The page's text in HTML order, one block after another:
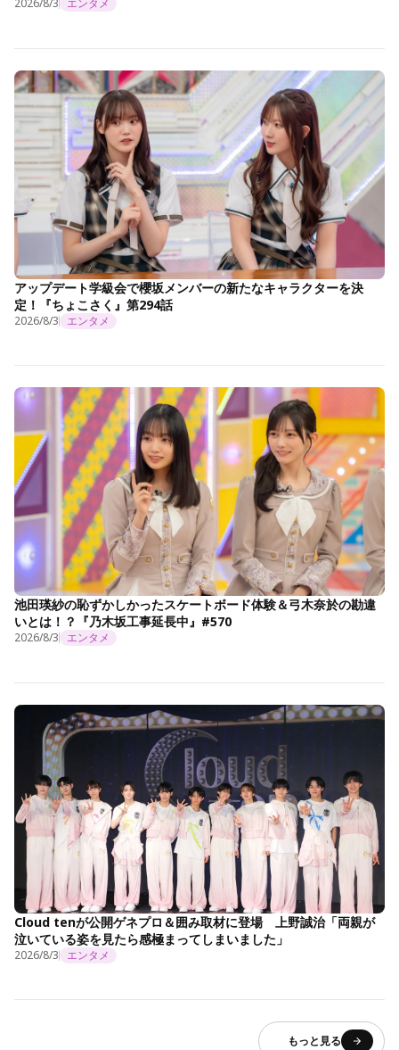
2026/8/3 エンタメ
アップデート学級会で櫻坂メンバーの新たなキャラクターを決
定！『ちょこさく』第294話
2026/8/3 エンタメ
池田瑛紗の恥ずかしかったスケートボード体験＆弓木奈於の勘違
いとは！？『乃木坂工事延長中』#570
2026/8/3 エンタメ
Cloud tenが公開ゲネプロ＆囲み取材に登場 上野誠治「両親が
泣いている姿を見たら感極まってしまいました」
2026/8/3 エンタメ
もっと見る